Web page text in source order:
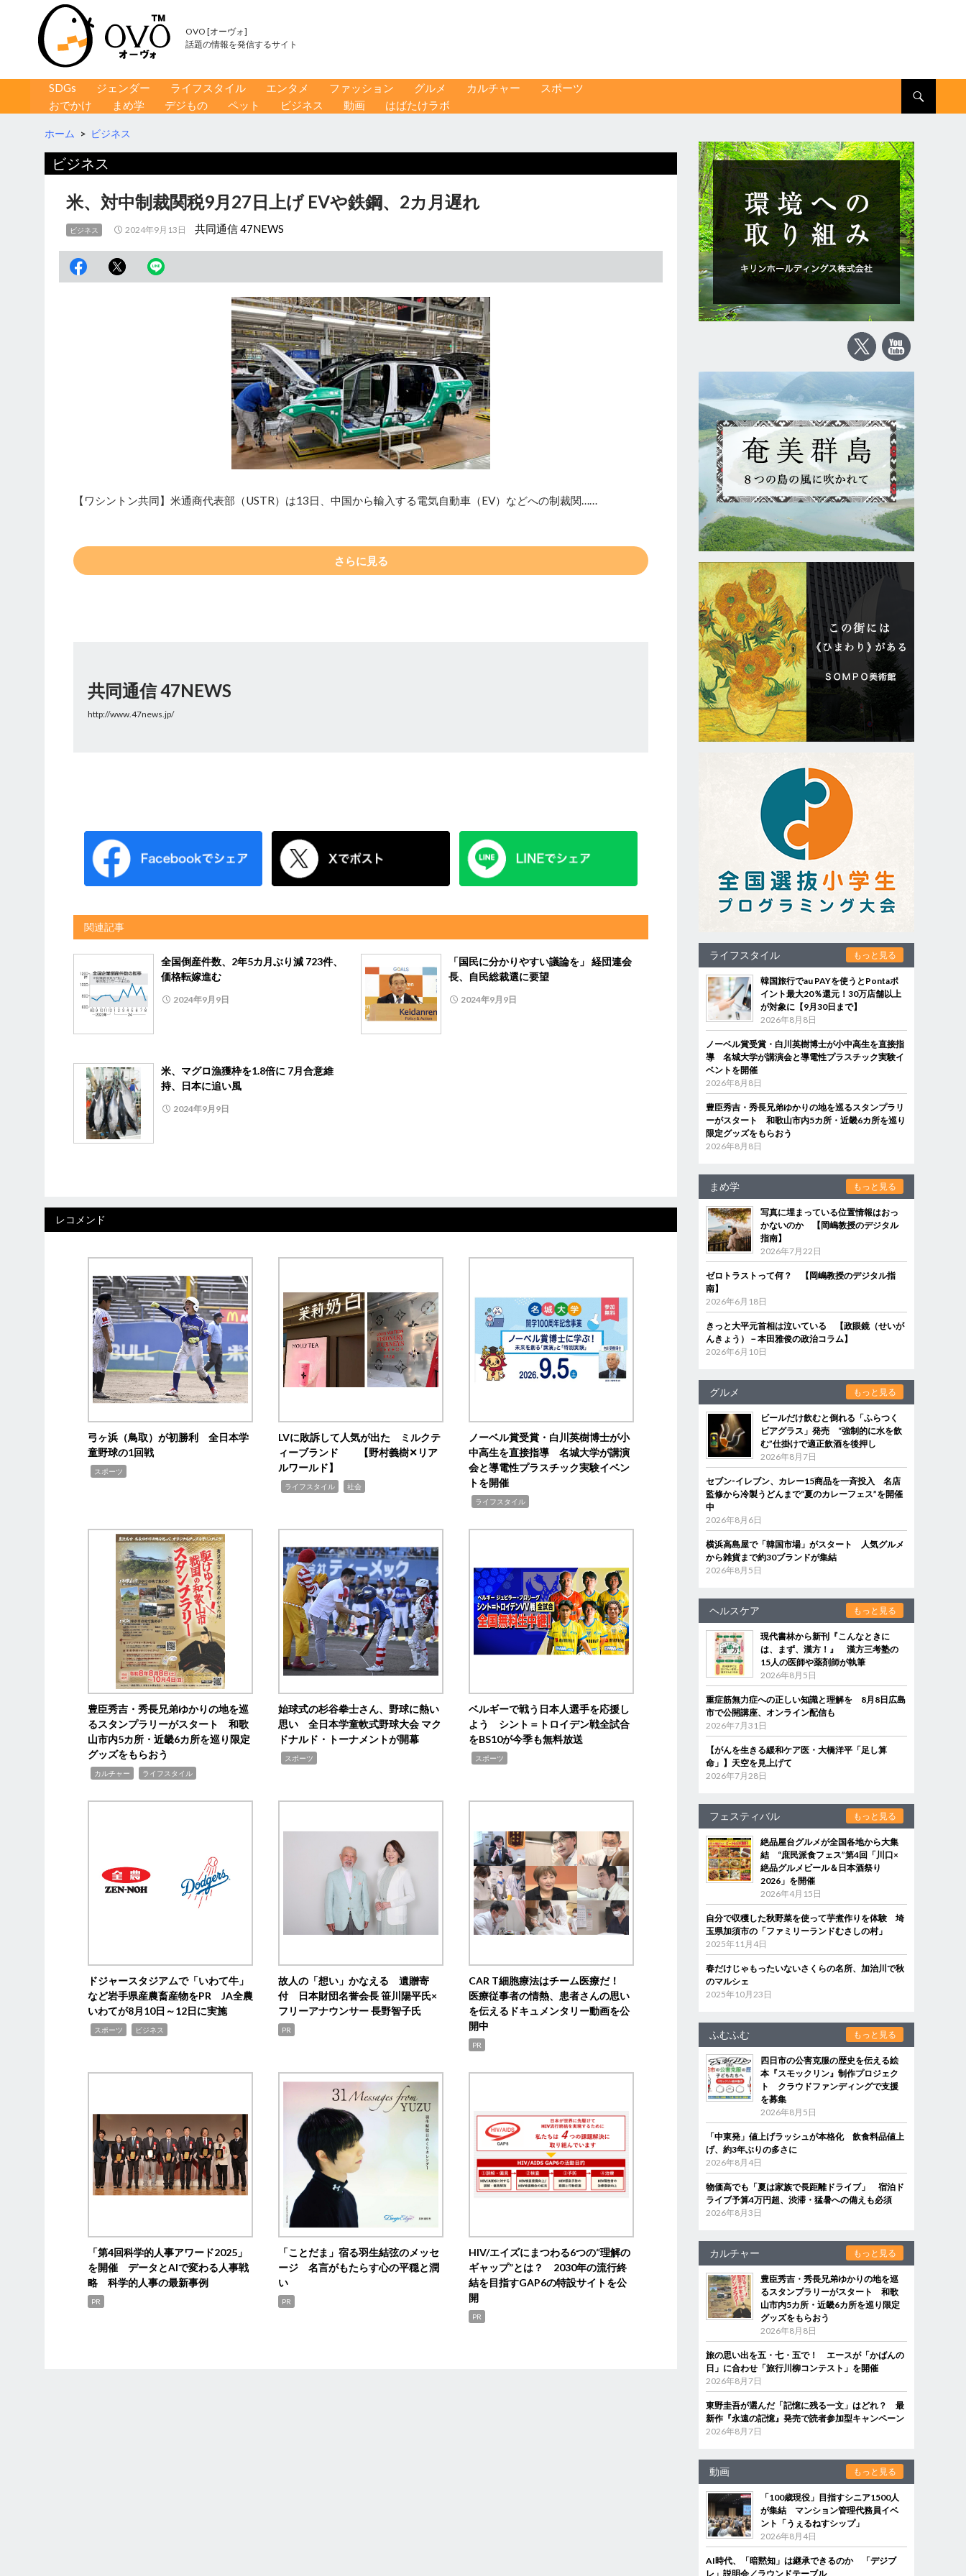
OVO [オーヴォ]
話題の情報を発信するサイト
コンテンツへ移動
SDGs ジェンダー ライフスタイル エンタメ ファッション グルメ カルチャー
スポーツ
おでかけ
まめ学 デジもの ペット ビジネス 動画 はばたけラボ
ホーム > ビジネス
ビジネス
米、対中制裁関税9月27日上げ EVや鉄鋼、2カ月遅れ
ビジネス 2024年9月13日 共同通信 47NEWS
【ワシントン共同】米通商代表部（USTR）は13日、中国から輸入する電気自動車（EV）などへの制裁関……
さらに見る
共同通信 47NEWS
http://www.47news.jp/
関連記事
全国倒産件数、2年5カ月ぶり減 723件、
価格転嫁進む
2024年9月9日
「国民に分かりやすい議論を」 経団連会
長、自民総裁選に要望
2024年9月9日
米、マグロ漁獲枠を1.8倍に 7月合意維
持、日本に追い風
2024年9月9日
レコメンド
弓ヶ浜（鳥取）が初勝利 全日本学
童野球の1回戦
スポーツ
LVに敗訴して人気が出た ミルクテ
ィーブランド 【野村義樹✕リア
ルワールド】
ライフスタイル 社会
ノーベル賞受賞・白川英樹博士が小
中高生を直接指導 名城大学が講演
会と導電性プラスチック実験イベン
トを開催
ライフスタイル
豊臣秀吉・秀長兄弟ゆかりの地を巡
るスタンプラリーがスタート 和歌
山市内5カ所・近畿6カ所を巡り限定
グッズをもらおう
カルチャー ライフスタイル
始球式の杉谷拳士さん、野球に熱い
思い 全日本学童軟式野球大会 マク
ドナルド・トーナメントが開幕
スポーツ
ベルギーで戦う日本人選手を応援し
よう シント＝トロイデン戦全試合
をBS10が今季も無料放送
スポーツ
ドジャースタジアムで「いわて牛」
など岩手県産農畜産物をPR JA全農
いわてが8月10日～12日に実施
スポーツ ビジネス
故人の「想い」かなえる 遺贈寄
付 日本財団名誉会長 笹川陽平氏×
フリーアナウンサー 長野智子氏
PR
CAR T細胞療法はチーム医療だ！
医療従事者の情熱、患者さんの思い
を伝えるドキュメンタリー動画を公
開中
PR
「第4回科学的人事アワード2025」
を開催 データとAIで変わる人事戦
略 科学的人事の最新事例
PR
「ことだま」宿る羽生結弦のメッセ
ージ 名言がもたらす心の平穏と潤
い
PR
HIV/エイズにまつわる6つの“理解の
ギャップ”とは？ 2030年の流行終
結を目指すGAP6の特設サイトを公
開
PR
ライフスタイル もっと見る
韓国旅行でau PAYを使うとPontaポ
イント最大20％還元！30万店舗以上
が対象に【9月30日まで】
2026年8月8日
ノーベル賞受賞・白川英樹博士が小中高生を直接指
導 名城大学が講演会と導電性プラスチック実験イ
ベントを開催
2026年8月8日
豊臣秀吉・秀長兄弟ゆかりの地を巡るスタンプラリ
ーがスタート 和歌山市内5カ所・近畿6カ所を巡り
限定グッズをもらおう
2026年8月8日
まめ学 もっと見る
写真に埋まっている位置情報はおっ
かないのか 【岡嶋教授のデジタル
指南】
2026年7月22日
ゼロトラストって何？ 【岡嶋教授のデジタル指
南】
2026年6月18日
きっと大平元首相は泣いている 【政眼鏡（せいが
んきょう）－本田雅俊の政治コラム】
2026年6月10日
グルメ もっと見る
ビールだけ飲むと倒れる「ふらつく
ビアグラス」発売 “強制的に水を飲
む”仕掛けで適正飲酒を後押し
2026年8月7日
セブン‐イレブン、カレー15商品を一斉投入 名店
監修から冷製うどんまで“夏のカレーフェス”を開催
中
2026年8月6日
横浜高島屋で「韓国市場」がスタート 人気グルメ
から雑貨まで約30ブランドが集結
2026年8月5日
ヘルスケア もっと見る
現代書林から新刊『こんなときに
は、まず、漢方！』 漢方三考塾の
15人の医師や薬剤師が執筆
2026年8月5日
重症筋無力症への正しい知識と理解を 8月8日広島
市で公開講座、オンライン配信も
2026年7月31日
【がんを生きる緩和ケア医・大橋洋平「足し算
命」】天空を見上げて
2026年7月28日
フェスティバル もっと見る
絶品屋台グルメが全国各地から大集
結 “庶民派食フェス”第4回「川口×
絶品グルメビール＆日本酒祭り
2026」を開催
2026年4月15日
自分で収穫した秋野菜を使って芋煮作りを体験 埼
玉県加須市の「ファミリーランドむさしの村」
2025年11月4日
春だけじゃもったいないさくらの名所、加治川で秋
のマルシェ
2025年10月23日
ふむふむ もっと見る
四日市の公害克服の歴史を伝える絵
本『スモックリン』制作プロジェク
ト クラウドファンディングで支援
を募集
2026年8月5日
「中東発」値上げラッシュが本格化 飲食料品値上
げ、約3年ぶりの多さに
2026年8月4日
物価高でも「夏は家族で長距離ドライブ」 宿泊ド
ライブ予算4万円超、渋滞・猛暑への備えも必須
2026年8月3日
カルチャー もっと見る
豊臣秀吉・秀長兄弟ゆかりの地を巡
るスタンプラリーがスタート 和歌
山市内5カ所・近畿6カ所を巡り限定
グッズをもらおう
2026年8月8日
旅の思い出を五・七・五で！ エースが「かばんの
日」に合わせ「旅行川柳コンテスト」を開催
2026年8月7日
東野圭吾が選んだ「記憶に残る一文」はどれ？ 最
新作『永遠の記憶』発売で読者参加型キャンペーン
2026年8月7日
動画 もっと見る
「100歳現役」目指すシニア1500人
が集結 マンション管理代務員イベ
ント「うぇるねすシップ」
2026年8月4日
AI時代、「暗黙知」は継承できるのか 「デジブ
レ」説明会／ラウンドテーブル